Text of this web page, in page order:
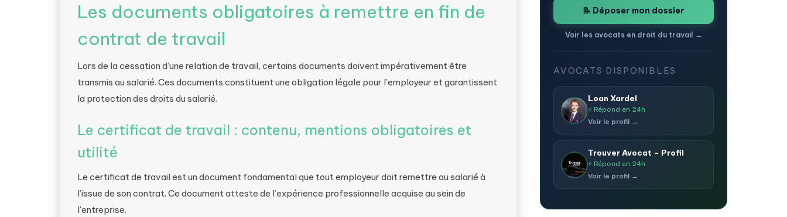
Les documents obligatoires à remettre en fin de
contrat de travail
Lors de la cessation d’une relation de travail, certains documents doivent impérativement être
transmis au salarié. Ces documents constituent une obligation légale pour l’employeur et garantissent
la protection des droits du salarié.
Le certificat de travail : contenu, mentions obligatoires et
utilité
Le certificat de travail est un document fondamental que tout employeur doit remettre au salarié à
l’issue de son contrat. Ce document atteste de l’expérience professionnelle acquise au sein de
l’entreprise.
📝 Déposer mon dossier
Voir les avocats en droit du travail →
AVOCATS DISPONIBLES
Loan Xardel
⚡ Répond en 24h
Voir le profil →
Trouver Avocat – Profil
⚡ Répond en 24h
Voir le profil →